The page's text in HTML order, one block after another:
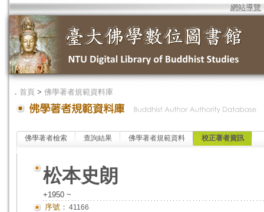
網站導覽
． 首頁 > 佛學著者規範資料庫
佛學著者檢索 查詢結果 佛學著者規範資料 校正著者資訊
松本史朗
+1950 ~
序號： 41166